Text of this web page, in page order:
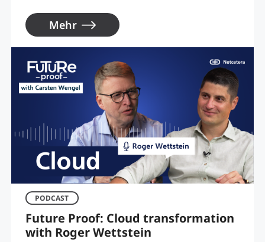
Mehr
PODCAST
Future Proof: Cloud transformation
with Roger Wettstein